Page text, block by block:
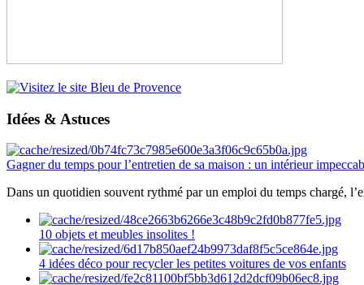
Idées & Astuces
Gagner du temps pour l’entretien de sa maison : un intérieur
Dans un quotidien souvent rythmé par un emploi du temps chargé,
10 objets et meubles insolites !
4 idées déco pour recycler les petites voitures de vos enfants